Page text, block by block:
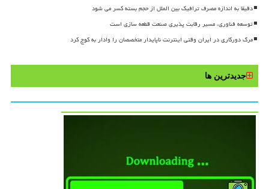
دقیقا به اندازه مصرف ترافیک بین الملل از حجم بسته کسر می شود
توسعه فناوری، مسیر رقابت پذیری صنعت قطعه سازی است
مرگ دورکاری در ایران وقتی اینترنت ناپایدار متخصصان را وادار به کوچ کرد
جدیدترین ها